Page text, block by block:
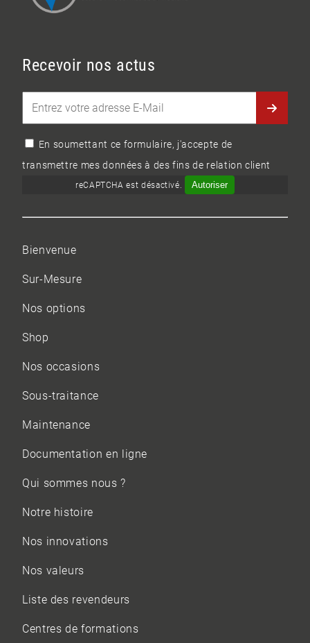
Recevoir nos actus
En soumettant ce formulaire, j'accepte de
transmettre mes données à des fins de relation client
reCAPTCHA est désactivé. Autoriser
Bienvenue
Sur-Mesure
Nos options
Shop
Nos occasions
Sous-traitance
Maintenance
Documentation en ligne
Qui sommes nous ?
Notre histoire
Nos innovations
Nos valeurs
Liste des revendeurs
Centres de formations